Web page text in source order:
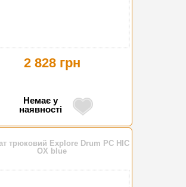
2 828 грн
Немає у
наявності
трюковий Explore Drum PC HIC
OX blue